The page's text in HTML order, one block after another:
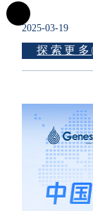
2025-03-19
探索更多